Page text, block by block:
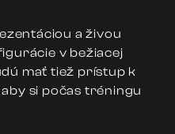
a živou
v bežiacej
mať tiež prístup k
si počas tréningu